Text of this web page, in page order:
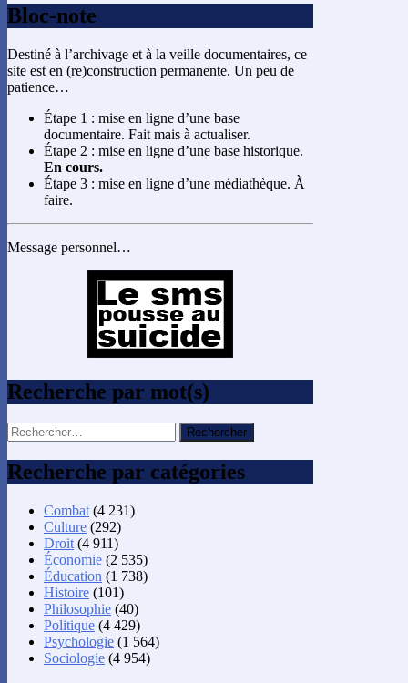
Bloc-note
Destiné à l’archivage et à la veille documentaires, ce
site est en (re)construction permanente. Un peu de
patience…
Étape 1 : mise en ligne d’une base
documentaire. Fait mais à actualiser.
Étape 2 : mise en ligne d’une base historique.
En cours.
Étape 3 : mise en ligne d’une médiathèque. À
faire.
Message personnel…
Recherche par mot(s)
Rechercher :
Recherche par catégories
Combat (4 231)
Culture (292)
Droit (4 911)
Économie (2 535)
Éducation (1 738)
Histoire (101)
Philosophie (40)
Politique (4 429)
Psychologie (1 564)
Sociologie (4 954)